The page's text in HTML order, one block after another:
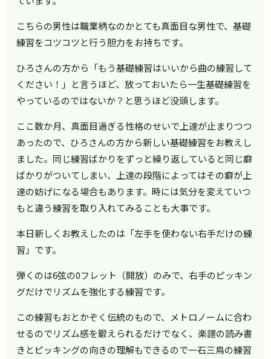
こちらの男性は職業柄なのかとても真面目な男性で、基礎
練習をコツコツと行う胆力をお持ちです。
ひろさんの方から「もう基礎練習はいいから曲の練習して
ください！」と言うほど、放っておいたら一生基礎練習を
やっているのではないか？と思うほど没頭します。
ここ数か月、真面目過ぎる性格のせいで上達が止まりつつ
あったので、ひろさんの方から新しい基礎練習をお教えし
ました。同じ練習ばかりをずっと繰り返していると同じ癖
ばかりがついてしまい、上達の段階によってはその癖が上
達の妨げになる場合もあります。時には気分を変えていつ
もと違う練習を取り入れてみることも大事です。
本日新しくお教えしたのは「左手を使わない右手だけの練
習」です。
弾くのは6弦の0フレット（開放）のみで、右手のピッキン
グだけでリズムを強化する練習です。
この練習もおとかぞく伝統のもので、メトロノームに合わ
せるのでリズム感を鍛えられるだけでなく、楽譜の読み書
きとピッキングの向きの理解もできるので一石三鳥の練習